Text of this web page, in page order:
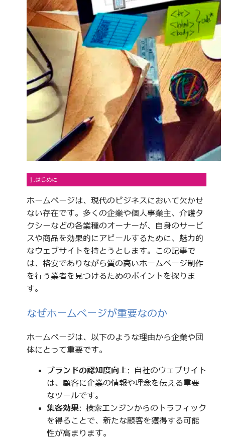
1.はじめに
ホームページは、現代のビジネスにおいて欠かせ
ない存在です。多くの企業や個人事業主、介護タ
クシーなどの各業種のオーナーが、自身のサービ
スや商品を効果的にアピールするために、魅力的
なウェブサイトを持とうとします。この記事で
は、格安でありながら質の高いホームページ制作
を行う業者を見つけるためのポイントを探りま
す。
なぜホームページが重要なのか
ホームページは、以下のような理由から企業や団
体にとって重要です。
ブランドの認知度向上: 自社のウェブサイト
は、顧客に企業の情報や理念を伝える重要
なツールです。
集客効果: 検索エンジンからのトラフィック
を得ることで、新たな顧客を獲得する可能
性が高まります。